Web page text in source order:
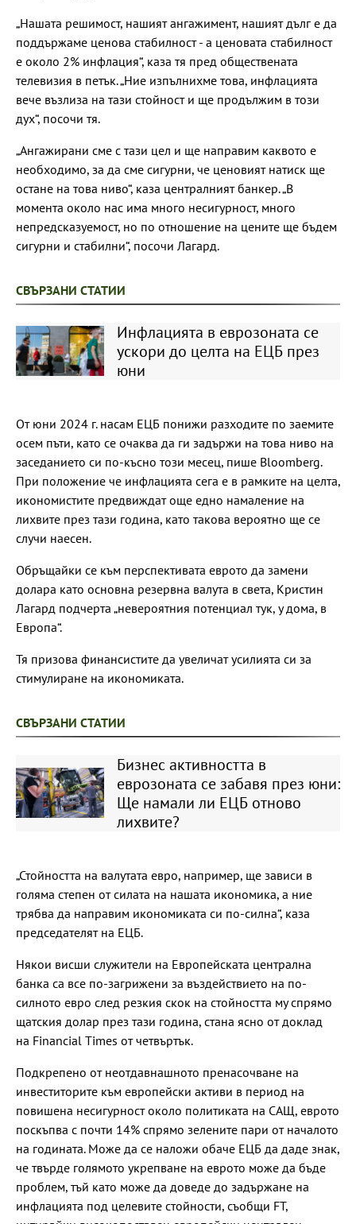
„Нашата решимост, нашият ангажимент, нашият дълг е да
поддържаме ценова стабилност - а ценовата стабилност
е около 2% инфлация“, каза тя пред обществената
телевизия в петък. „Ние изпълнихме това, инфлацията
вече възлиза на тази стойност и ще продължим в този
дух“, посочи тя.
„Ангажирани сме с тази цел и ще направим каквото е
необходимо, за да сме сигурни, че ценовият натиск ще
остане на това ниво“, каза централният банкер. „В
момента около нас има много несигурност, много
непредсказуемост, но по отношение на цените ще бъдем
сигурни и стабилни“, посочи Лагард.
СВЪРЗАНИ СТАТИИ
Инфлацията в еврозоната се
ускори до целта на ЕЦБ през
юни
От юни 2024 г. насам ЕЦБ понижи разходите по заемите
осем пъти, като се очаква да ги задържи на това ниво на
заседанието си по-късно този месец, пише Bloomberg.
При положение че инфлацията сега е в рамките на целта,
икономистите предвиждат още едно намаление на
лихвите през тази година, като такова вероятно ще се
случи наесен.
Обръщайки се към перспективата еврото да замени
долара като основна резервна валута в света, Кристин
Лагард подчерта „невероятния потенциал тук, у дома, в
Европа“.
Тя призова финансистите да увеличат усилията си за
стимулиране на икономиката.
СВЪРЗАНИ СТАТИИ
Бизнес активността в
еврозоната се забавя през юни:
Ще намали ли ЕЦБ отново
лихвите?
„Стойността на валутата евро, например, ще зависи в
голяма степен от силата на нашата икономика, а ние
трябва да направим икономиката си по-силна“, каза
председателят на ЕЦБ.
Някои висши служители на Европейската централна
банка са все по-загрижени за въздействието на по-
силното евро след резкия скок на стойността му спрямо
щатския долар през тази година, стана ясно от доклад
на Financial Times от четвъртък.
Подкрепено от неотдавнашното пренасочване на
инвеститорите към европейски активи в период на
повишена несигурност около политиката на САЩ, еврото
поскъпва с почти 14% спрямо зелените пари от началото
на годината. Може да се наложи обаче ЕЦБ да даде знак,
че твърде голямото укрепване на еврото може да бъде
проблем, тъй като може да доведе до задържане на
инфлацията под целевите стойности, съобщи FT,